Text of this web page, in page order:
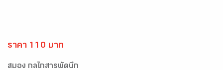
ราคา 110 บาท
สมอง กลไกสารพัดนึก